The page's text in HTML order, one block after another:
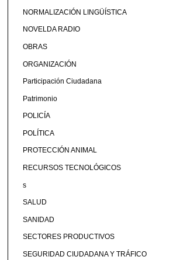
NORMALIZACIÓN LINGÜÍSTICA
NOVELDA RADIO
OBRAS
ORGANIZACIÓN
Participación Ciudadana
Patrimonio
POLICÍA
POLÍTICA
PROTECCIÓN ANIMAL
RECURSOS TECNOLÓGICOS
s
SALUD
SANIDAD
SECTORES PRODUCTIVOS
SEGURIDAD CIUDADANA Y TRÁFICO